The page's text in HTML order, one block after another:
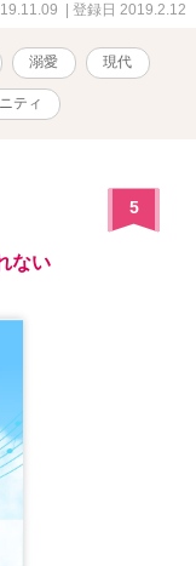
| 登録日 2019.2.12
溺愛 現代
ティ
5
ない